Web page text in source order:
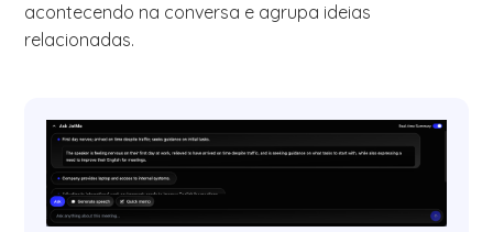
acontecendo na conversa e agrupa ideias
relacionadas.